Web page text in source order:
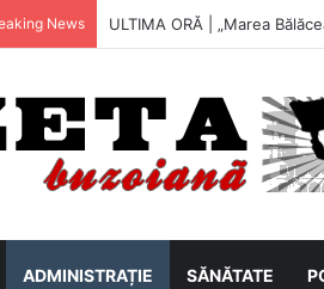
News Metalul Buzău, primul meci
ADMINISTRAȚIE SĂNĂTATE